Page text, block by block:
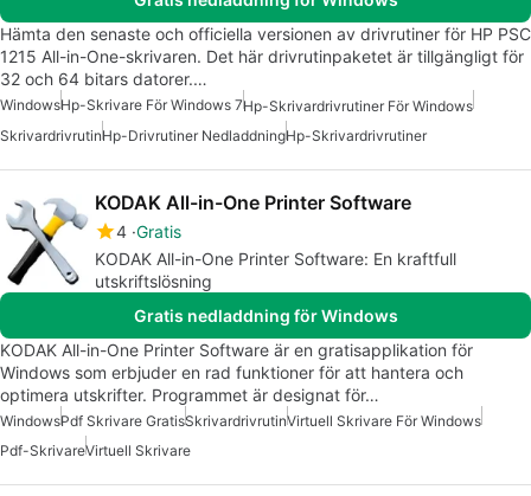
Hämta den senaste och officiella versionen av drivrutiner för HP PSC
1215 All-in-One-skrivaren. Det här drivrutinpaketet är tillgängligt för
32 och 64 bitars datorer.…
WindowsHp-Skrivare För Windows 7Hp-Skrivardrivrutiner För Windows
SkrivardrivrutinHp-Drivrutiner NedladdningHp-Skrivardrivrutiner
KODAK All-in-One Printer Software
4 Gratis
KODAK All-in-One Printer Software: En kraftfull
utskriftslösning
Gratis nedladdning för Windows
KODAK All-in-One Printer Software är en gratisapplikation för
Windows som erbjuder en rad funktioner för att hantera och
optimera utskrifter. Programmet är designat för…
WindowsPdf Skrivare GratisSkrivardrivrutinVirtuell Skrivare För Windows
Pdf-SkrivareVirtuell Skrivare